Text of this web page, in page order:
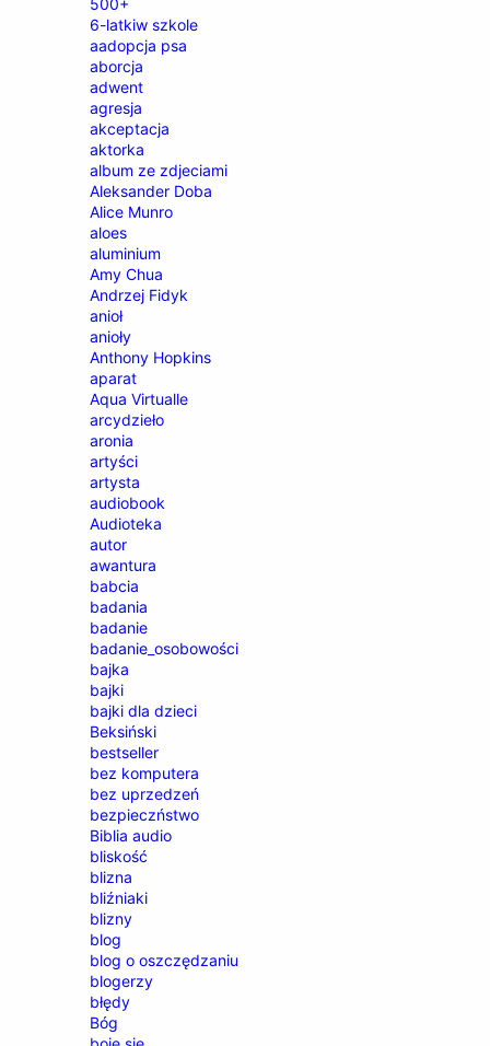
6-latkiw szkole
aadopcja psa
aborcja
adwent
agresja
akceptacja
aktorka
album ze zdjeciami
Aleksander Doba
Alice Munro
aloes
aluminium
Amy Chua
Andrzej Fidyk
anioł
anioły
Anthony Hopkins
aparat
Aqua Virtualle
arcydzieło
aronia
artyści
artysta
audiobook
Audioteka
autor
awantura
babcia
badania
badanie
badanie_osobowości
bajka
bajki
bajki dla dzieci
Beksiński
bestseller
bez komputera
bez uprzedzeń
bezpieczństwo
Biblia audio
bliskość
blizna
bliźniaki
blizny
blog
blog o oszczędzaniu
blogerzy
błędy
Bóg